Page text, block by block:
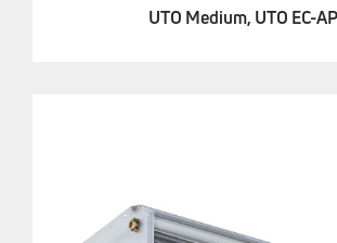
UTO Medium, UTO EC-AP